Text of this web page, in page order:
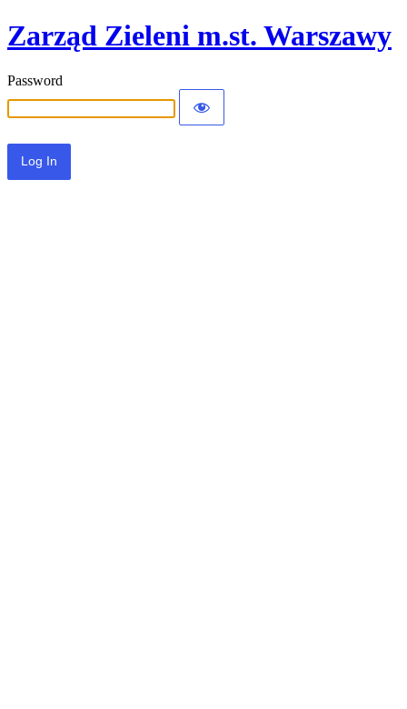
Zarząd Zieleni m.st. Warszawy
Password